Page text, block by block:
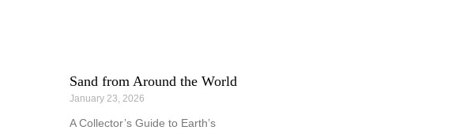
Sand from Around the World
January 23, 2026
A Collector’s Guide to Earth’s